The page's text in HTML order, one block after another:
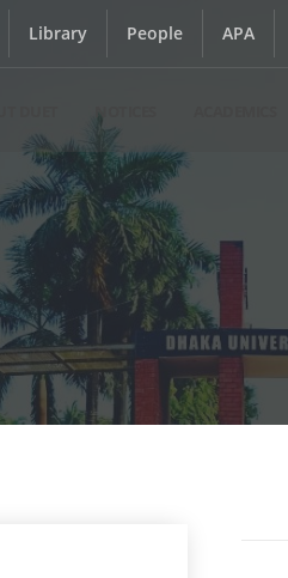
Library People APA
NOTICES